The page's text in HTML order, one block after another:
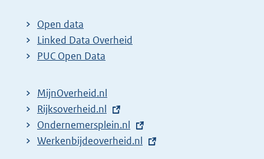
t
e
r
l
i
n
k
Open data
Linked Data Overheid
PUC Open Data
MijnOverheid.nl
E
x
t
Rijksoverheid.nl
E
x
Ondernemersplein.nl
E
Werkenbijdeoverheid.nl